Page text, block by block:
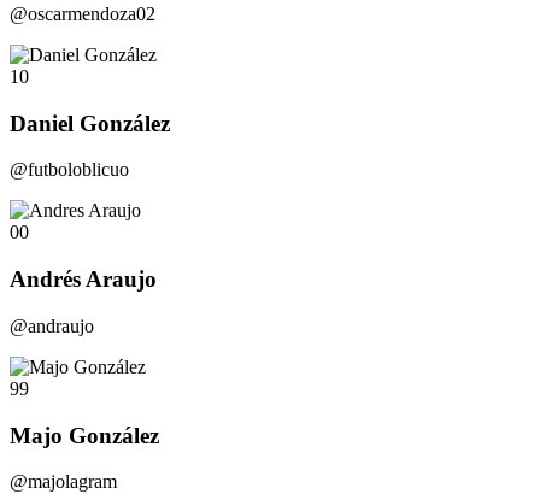
@oscarmendoza02
10
Daniel González
@futboloblicuo
00
Andrés Araujo
@andraujo
99
Majo González
@majolagram